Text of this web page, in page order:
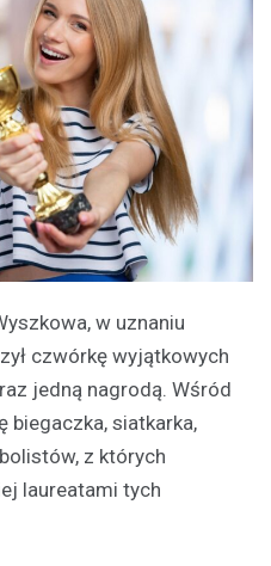
w uznaniu
czwórkę wyjątkowych
jedną nagrodą. Wśród
biegaczka, siatkarka,
z których
laureatami tych